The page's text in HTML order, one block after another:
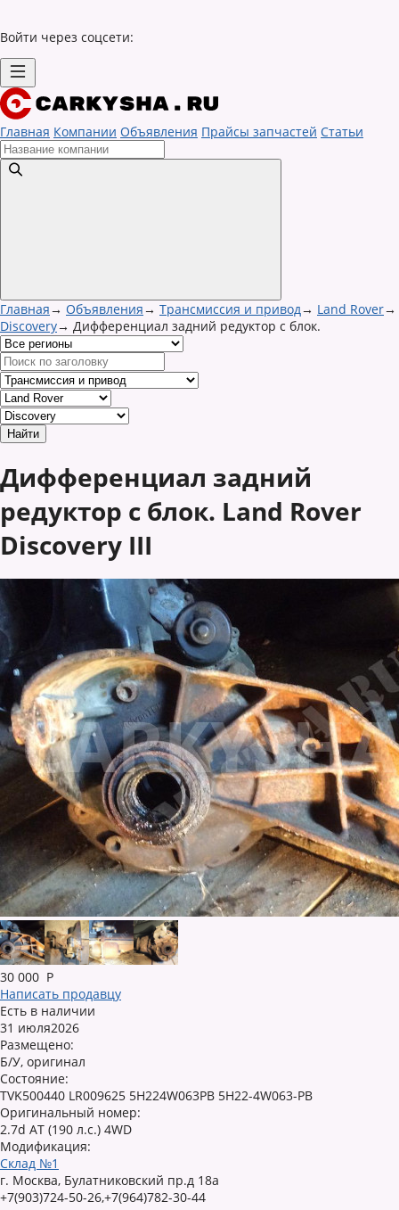
Войти через соцсети:
Главная Компании Объявления Прайсы запчастей Статьи
Главная→ Объявления→ Трансмиссия и привод→ Land Rover→
Discovery→ Дифференциал задний редуктор с блок.
Дифференциал задний
редуктор с блок. Land Rover
Discovery III
30 000 Р
Написать продавцу
Есть в наличии
31 июля2026
Размещено:
Б/У, оригинал
Состояние:
TVK500440 LR009625 5H224W063PB 5H22-4W063-PB
Оригинальный номер:
2.7d AT (190 л.с.) 4WD
Модификация:
Склад №1
г. Москва, Булатниковский пр.д 18а
+7(903)724-50-26,+7(964)782-30-44